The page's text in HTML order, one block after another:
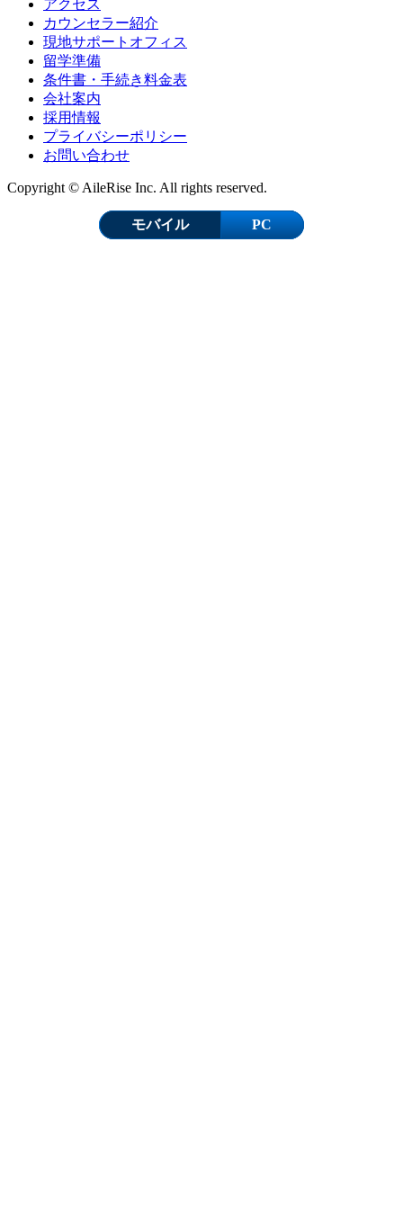
アクセス
カウンセラー紹介
現地サポートオフィス
留学準備
条件書・手続き料金表
会社案内
採用情報
プライバシーポリシー
お問い合わせ
Copyright © AileRise Inc. All rights reserved.
モバイル PC